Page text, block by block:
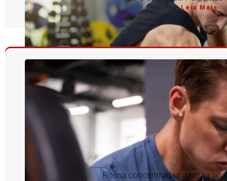
Leia Mais
Rosca concentrada ou rosca